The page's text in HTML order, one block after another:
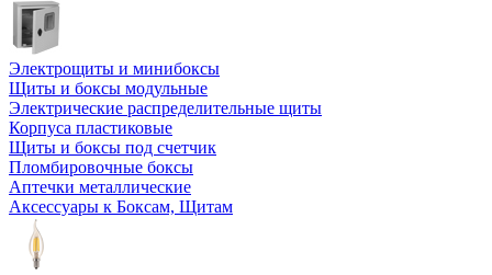
Электрощиты и минибоксы
Щиты и боксы модульные
Электрические распределительные щиты
Корпуса пластиковые
Щиты и боксы под счетчик
Пломбировочные боксы
Аптечки металлические
Аксессуары к Боксам, Щитам